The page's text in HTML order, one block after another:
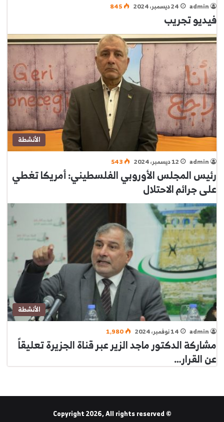
admin 24 ديسمبر، 2024 845
فيديو تجريب
الأنشطة
admin 12 ديسمبر، 2024 543
رئيس المجلس الأوروبي الفلسطيني: أمريكا تغطي
على جرائم الاحتلال
الأنشطة
admin 14 نوفمبر، 2024 1٬980
مشاركة الدكتور ماجد الزير عبر قناة الجزيرة تعليقاً
عن القرار…
© Copyright 2026, All rights reserved